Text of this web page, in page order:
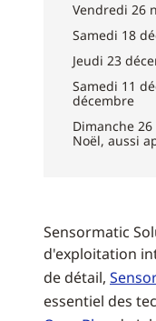
Vendredi 26
Samedi 18
Jeudi 23
Samedi 11
décembre
Dimanche
Noël, aussi
Sensormatic
d'exploitation
de détail,
essentiel des